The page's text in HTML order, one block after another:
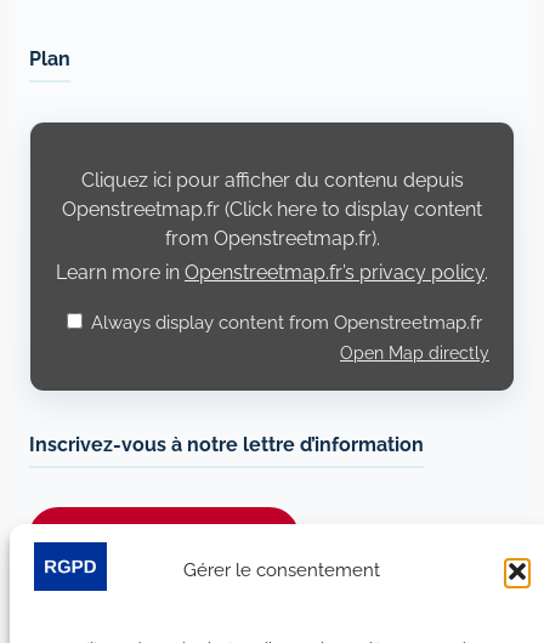
Gérer le consentement
Plan
Display
Openstreetmap.fr
Cliquez ici pour afficher du contenu depuis
Openstreetmap.fr (Click here to display content
from Openstreetmap.fr).
Learn more in Openstreetmap.fr’s privacy policy.
Always display content from Openstreetmap.fr
Open Map directly
Inscrivez-vous à notre lettre d’information